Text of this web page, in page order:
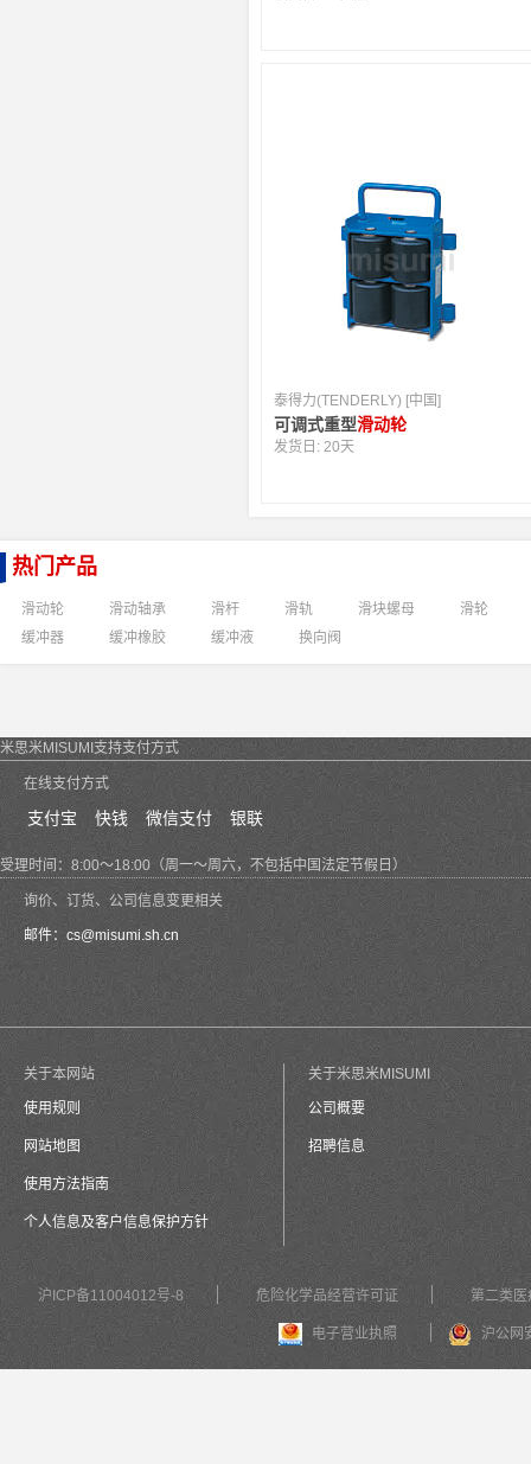
泰得力(TENDERLY) [中国]
可调式重型滑动轮
发货日:20天
热门产品
滑动轮 滑动轴承 滑杆 滑轨 滑块螺母
滑轮
缓冲器
缓冲橡胶 缓冲液 换向阀
米思米MISUMI支持支付方式
在线支付方式
支付宝 快钱 微信支付 银联
受理时间：8:00～18:00（周一～周六，不包括中国法定节假日）
询价、订货、公司信息变更相关
邮件： cs@misumi.sh.cn
关于本网站
使用规则
网站地图
使用方法指南
个人信息及客户信息保护方针
关于米思米MISUMI
公司概要
招聘信息
沪ICP备11004012号-8 危险化学品经营许可证 第二类医
电子营业执照 沪公网